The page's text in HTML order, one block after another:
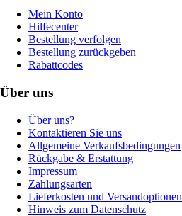
Mein Konto
Hilfecenter
Bestellung verfolgen
Bestellung zurückgeben
Rabattcodes
Über uns
Über uns?
Kontaktieren Sie uns
Allgemeine Verkaufsbedingungen
Rückgabe & Erstattung
Impressum
Zahlungsarten
Lieferkosten und Versandoptionen
Hinweis zum Datenschutz